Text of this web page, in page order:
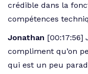
crédible dans la
compétences
Jonathan [00:17:56]
compliment qu’on
qui est un peu